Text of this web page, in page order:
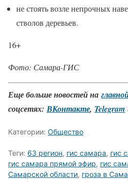
не стоять возле непрочных
стволов деревьев.
16+
Фото: Самара-ГИС
Еще больше новостей на
соцсетях: ВКонтакте, Telegram
Категории: Общество
Теги: 63 регион, гис самара, гис
гис самара прямой эфир, гис
Самарской области, гроза в